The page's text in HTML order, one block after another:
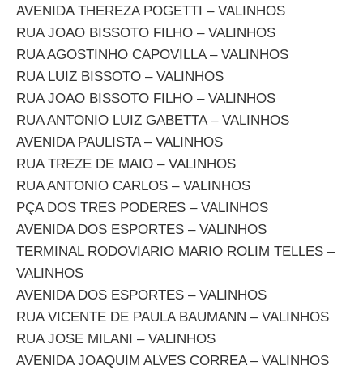
AVENIDA THEREZA POGETTI – VALINHOS
RUA JOAO BISSOTO FILHO – VALINHOS
RUA AGOSTINHO CAPOVILLA – VALINHOS
RUA LUIZ BISSOTO – VALINHOS
RUA JOAO BISSOTO FILHO – VALINHOS
RUA ANTONIO LUIZ GABETTA – VALINHOS
AVENIDA PAULISTA – VALINHOS
RUA TREZE DE MAIO – VALINHOS
RUA ANTONIO CARLOS – VALINHOS
PÇA DOS TRES PODERES – VALINHOS
AVENIDA DOS ESPORTES – VALINHOS
TERMINAL RODOVIARIO MARIO ROLIM TELLES –
VALINHOS
AVENIDA DOS ESPORTES – VALINHOS
RUA VICENTE DE PAULA BAUMANN – VALINHOS
RUA JOSE MILANI – VALINHOS
AVENIDA JOAQUIM ALVES CORREA – VALINHOS